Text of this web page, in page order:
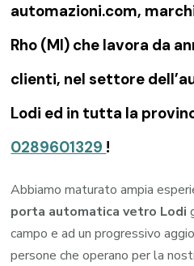
automazioni.com,
Rho (MI) che lavora da
clienti, nel settore
Lodi ed in tutta la
0289601329 !
Abbiamo maturato ampia
porta automatica vetro Lodi
campo e ad un progressivo
persone che operano per la